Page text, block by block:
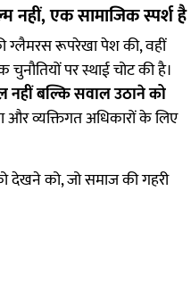
नहीं, एक सामाजिक स्पर्श है
ग्लैमरस रूपरेखा पेश की, वहीं
पर स्थाई चोट की है।
नहीं बल्कि सवाल उठाने को
और व्यक्तिगत अधिकारों के लिए
देखने को, जो समाज की गहरी